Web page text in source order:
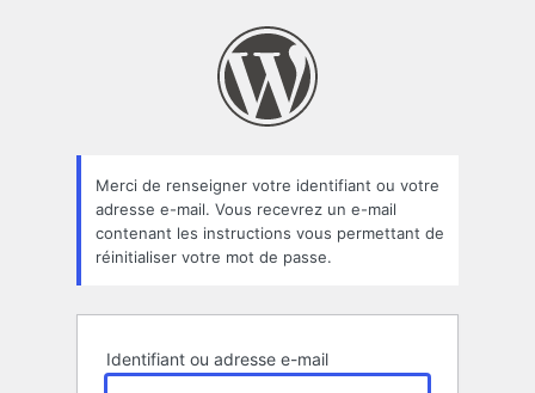
oublié
Merci de renseigner votre identifiant ou votre
adresse e-mail. Vous recevrez un e-mail
contenant les instructions vous permettant de
réinitialiser votre mot de passe.
Identifiant ou adresse e-mail